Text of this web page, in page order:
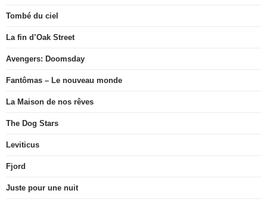
Tombé du ciel
La fin d’Oak Street
Avengers: Doomsday
Fantômas – Le nouveau monde
La Maison de nos rêves
The Dog Stars
Leviticus
Fjord
Juste pour une nuit